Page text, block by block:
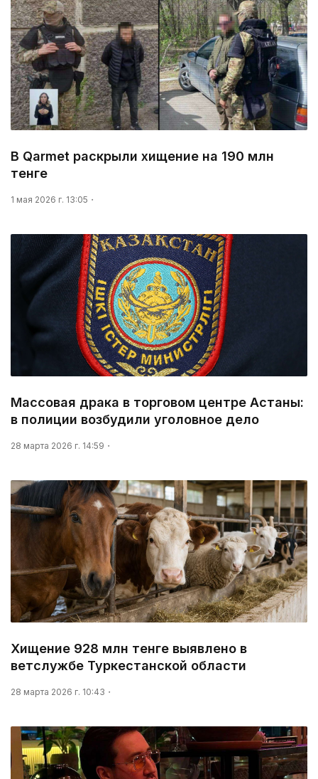
В Qarmet раскрыли хищение на 190 млн
тенге
1 мая 2026 г. 13:05
Массовая драка в торговом центре Астаны:
в полиции возбудили уголовное дело
28 марта 2026 г. 14:59
Хищение 928 млн тенге выявлено в
ветслужбе Туркестанской области
28 марта 2026 г. 10:43